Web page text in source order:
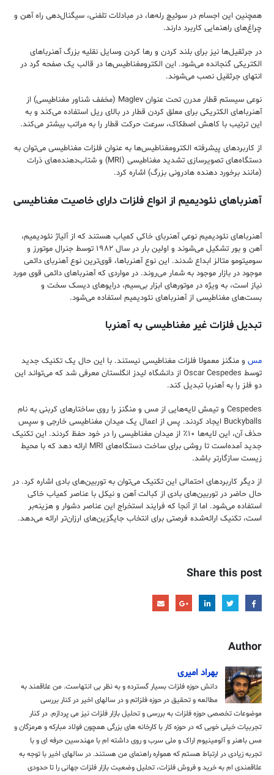
همچنین این اجسام در سوئیچ رله‌ها، در مبادلات تلفنی، سیگنال‌دهی راه آهن و
چراغ‌های راهنمایی کاربرد دارند.
در جرثقیل‌ها نیز برای بلند کردن و رها کردن وسایل نقلیه بزرگ آهنرباهای
الکتریکی گنجانده می‌شود. این الکترومغناطیس‌ها در قالب یک صفحه گرد در
انتهای جرثقیل نصب می‌شوند.
نوعی سیستم قطار مدرن تحت عنوان Maglev (مخفف شناور مغناطیسی) از
آهنرباهای الکتریکی برای معلق کردن قطار در بالای ریل استفاده می‌کند و به
این ترتیب با کاهش اصطکاک، سرعت حرکت قطار را به مراتب بیشتر می‌کند.
از کاربردهای پیشرفته الکترومغناطیس‌ها به عنوان فلزات مغناطیسی می‌توان به
دستگاه‌های تصویرسازی تشدید مغناطیسی (MRI) و شتاب‌دهنده‌های ذرات
(مانند برخورد دهنده هادرونی بزرگ) اشاره کرد.
آهنرباهای نئودیمیم از انواع فلزات دارای خاصیت مغناطیسی
آهنرباهای نئودیمیم نوعی آهنربای خاکی کمیاب هستند که از آلیاژ نئودیمیم،
آهن و بور تشکیل می‌شوند و اولین بار در سال ۱۹۸۲ توسط جنرال موتورز و
سومیتومو متالز ابداع شدند. این نوع آهنرباها، قوی‌ترین نوع آهنربای دائمی
موجود در بازار موجود به شمار می‌روند. در مواردی که آهنرباهای دائمی قوی مورد
نیاز است، به ویژه در موتورهای ابزار بی‌سیم، درایوهای دیسک سخت و
بست‌های مغناطیسی از آهنرباهای نئودیمیم استفاده می‌شود.
تبدیل فلزات غیر مغناطیسی به آهنربا
مس و منگنز معمولا فلزات مغناطیسی نیستند. با این حال یک تکنیک جدید
توسط Oscar Cespedes از دانشگاه لیدز انگلستان معرفی شد که می‌تواند این
دو فلز را به آهنربا تبدیل کند.
Cespedes و تیمش لایه‌هایی از مس و منگنز را روی ساختارهای کربنی به نام
Buckyballs ایجاد کردند. پس از اعمال یک میدان مغناطیسی خارجی و سپس
حذف آن، این لایه‌ها ۱۰٪ از میدان مغناطیسی را در خود حفظ کردند. این تکنیک
جدید آمده‌است تا روشی برای ساخت دستگاه‌های MRI ارائه دهد که با محیط
زیست سازگارتر باشد.
از دیگر کاربردهای احتمالی این تکنیک می‌توان به توربین‌های بادی اشاره کرد. در
حال حاضر در توربین‌های بادی از کبالت آهن و نیکل با عناصر کمیاب خاکی
استفاده می‌شود. اما از آنجا که فرایند استخراج این عناصر دشوار و هزینه‌بر
است، تکنیک ارائه‌شده فرصتی برای انتخاب جایگزین‌های ارزان‌تر ارائه می‌دهد.
Share this post
Author
بهراد امیری
دانش حوزه فلزات بسیار گسترده و به نظر بی انتهاست. من علاقمند به
مطالعه و تحقیق در حوزه فلزاتم و در سالهای اخیر در کنار بررسی
موضوعات تخصصی حوزه فلزات به بررسی و تحلیل بازار فلزات نیز می پردازم. در کنار
تجربیات خیلی خوبی که در حوزه کار با کارخانه های بزرگی همچون فولاد مبارکه و هرمزگان و
مس باهنر و آلومینیوم اراک و ملی سرب و روی داشته ام با مهندسین حرفه ای و با
تجربه زیادی در ارتباط هستم که همواره راهنمای من هستند. در سالهای اخیر با توجه به
علاقمندی ام به خرید و فروش فلزات، تحلیل وضعیت بازار فلزات جهانی را تا حدودی